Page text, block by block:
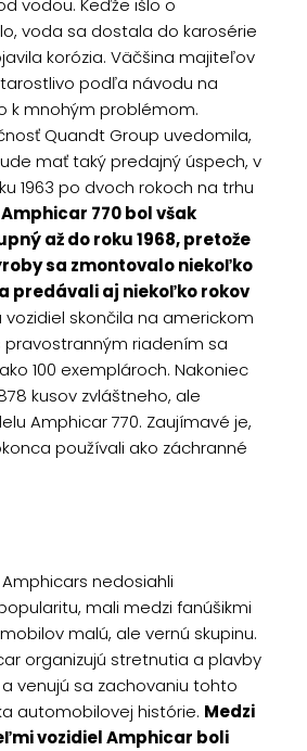
vodou. Keďže išlo o
voda sa dostala do karosérie
korózia. Väčšina majiteľov
podľa návodu na
k mnohým problémom.
Quandt Group uvedomila,
mať taký predajný úspech, v
1963 po dvoch rokoch na trhu
Amphicar 770 bol však
až do roku 1968, pretože
sa zmontovalo niekoľko
predávali aj niekoľko rokov
vozidiel skončila na americkom
pravostranným riadením sa
100 exemplároch. Nakoniec
kusov zvláštneho, ale
Amphicar 770. Zaujímavé je,
používali ako záchranné
nedosiahli
mali medzi fanúšikmi
malú, ale vernú skupinu.
organizujú stretnutia a plavby
venujú sa zachovaniu tohto
automobilovej histórie. Medzi
vozidiel Amphicar boli